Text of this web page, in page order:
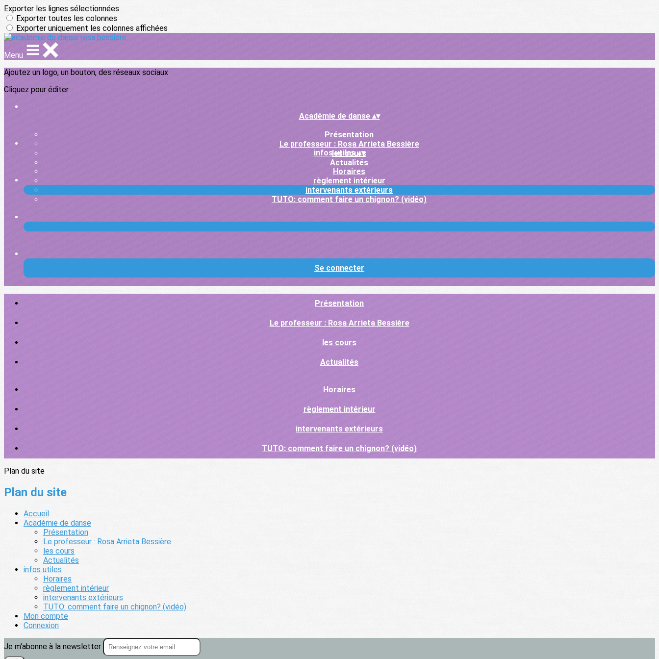
Exporter les lignes sélectionnées
Exporter toutes les colonnes
Exporter uniquement les colonnes affichées
Menu
Ajoutez un logo, un bouton, des réseaux sociaux
Cliquez pour éditer
Académie de danse ▴▾
Présentation
Le professeur : Rosa Arrieta Bessière
les cours
Actualités
infos utiles▴▾
Horaires
règlement intérieur
intervenants extérieurs
TUTO: comment faire un chignon? (vidéo)
Se connecter
Présentation
Le professeur : Rosa Arrieta Bessière
les cours
Actualités
Horaires
règlement intérieur
intervenants extérieurs
TUTO: comment faire un chignon? (vidéo)
Plan du site
Plan du site
Accueil
Académie de danse
Présentation
Le professeur : Rosa Arrieta Bessière
les cours
Actualités
infos utiles
Horaires
règlement intérieur
intervenants extérieurs
TUTO: comment faire un chignon? (vidéo)
Mon compte
Connexion
Je m'abonne à la newsletter